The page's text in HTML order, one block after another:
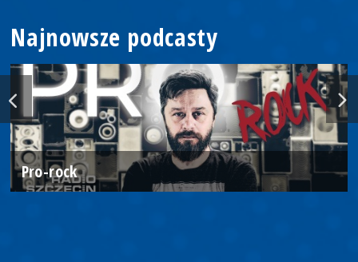
Najnowsze podcasty
Pro-rock